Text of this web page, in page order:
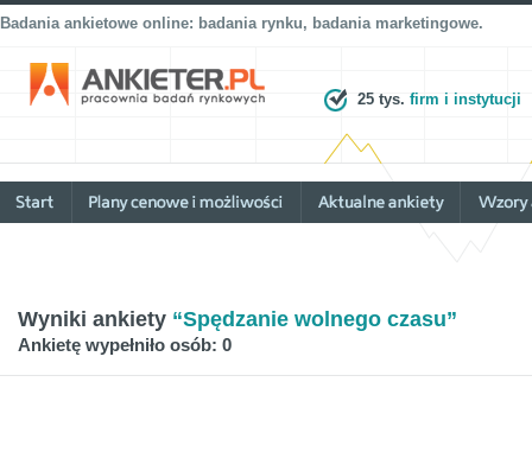
Badania ankietowe online: badania rynku, badania marketingowe.
25 tys. firm i instytucji
Wyniki ankiety “Spędzanie wolnego czasu”
Ankietę wypełniło osób: 0